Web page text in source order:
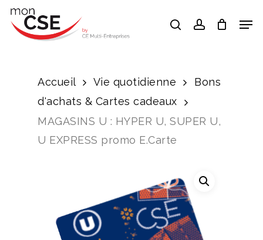
Skip
searchaccount
Accueil Vie quotidienne
Bons
d'achats & Cartes cadeaux
MAGASINS U : HYPER U, SUPER U,
U EXPRESS promo E.Carte